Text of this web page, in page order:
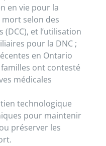
en vie pour la
selon des
et l’utilisation
pour la DNC ;
en Ontario
ont contesté
médicales
technologique
pour maintenir
préserver les